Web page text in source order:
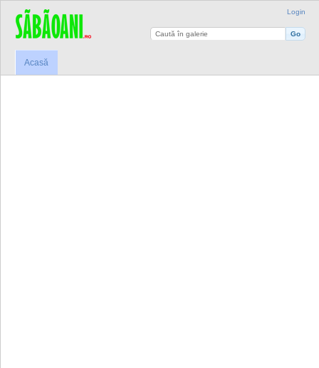
Login
Acasă